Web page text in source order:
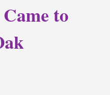
to